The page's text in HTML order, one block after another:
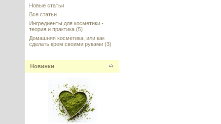
BEAUTIFEYE (Бьютифай) –
ГЛОБАЛЬНЫЙ УХОД ЗА
КОНТУРОМ ГЛАЗ, Sederma,
Франция
---------
Новые статьи
Все статьи
Ингредиенты для косметики -
теория и практика (5)
Домашняя косметика, или как
сделать крем своими руками (3)
Новинки